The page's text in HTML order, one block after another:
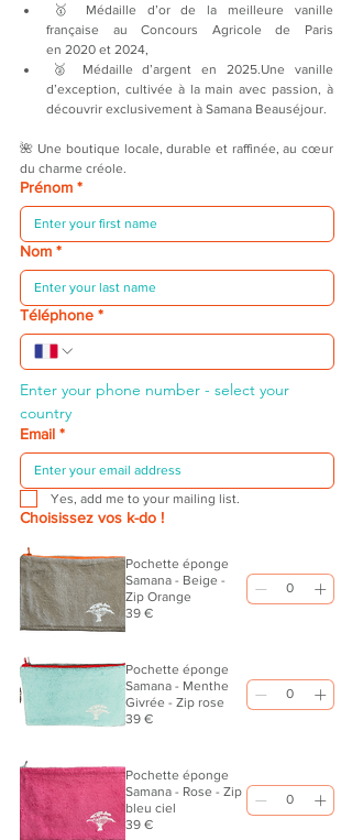
🥇 Médaille d’or de la meilleure vanille
française au Concours Agricole de Paris
en 2020 et 2024,
🥈 Médaille d’argent en 2025.Une vanille
d’exception, cultivée à la main avec passion, à
découvrir exclusivement à Samana Beauséjour.
🌺 Une boutique locale, durable et raffinée, au cœur
du charme créole.
Prénom *
Nom *
Téléphone *
Enter your phone number - select your
country
Email *
Yes, add me to your mailing list.
Choisissez vos k-do !
Pochette éponge
Samana - Beige -
Zip Orange
39 €
Pochette éponge
Samana - Menthe
Givrée - Zip rose
39 €
Pochette éponge
Samana - Rose - Zip
bleu ciel
39 €